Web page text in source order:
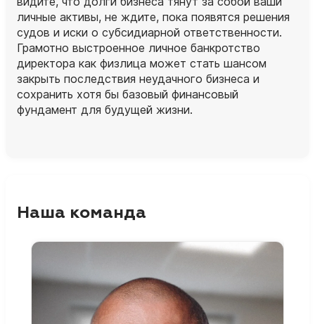
личные активы, не ждите, пока появятся решения
судов и иски о субсидиарной ответственности.
Грамотно выстроенное личное банкротство
директора как физлица может стать шансом
закрыть последствия неудачного бизнеса и
сохранить хотя бы базовый финансовый
фундамент для будущей жизни.
Наша команда